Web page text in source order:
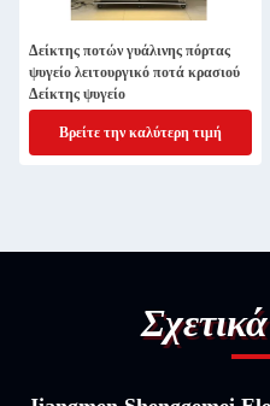
Δείκτης ποτών γυάλινης πόρτας
ψυγείο λειτουργικό ποτά κρασιού
Δείκτης ψυγείο
Βρείτε την καλύτερη τιμή